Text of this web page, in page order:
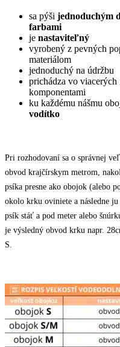
sa pýši jednoduchým
farbami
je nastaviteľný
vyrobený z pevných
materiálom
jednoduchý na údržbu
prichádza vo
komponentami
ku každému nášmu
vodítko
Pri rozhodovaní sa o správnej
obvod krajčírskym metrom,
psíka presne ako obojok (alebo
okolo krku oviniete a následne
psík stáť a pod meter alebo
je výsledný obvod krku napr.
S.